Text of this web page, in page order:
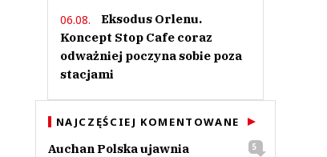
06.08.
Eksodus Orlenu.
Koncept Stop Cafe coraz
odważniej poczyna sobie poza
stacjami
NAJCZĘŚCIEJ KOMENTOWANE
Auchan Polska ujawnia
5